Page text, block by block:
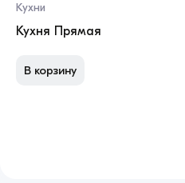
Кухни
Кухня Прямая
В корзину